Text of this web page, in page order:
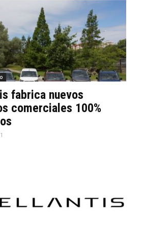
fabrica nuevos
comerciales 100%